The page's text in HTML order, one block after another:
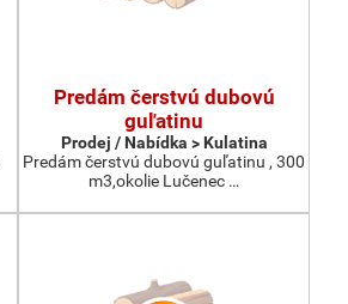
Predám čerstvú dubovú
guľatinu
Prodej / Nabídka > Kulatina
Predám čerstvú dubovú guľatinu , 300
m3,okolie Lučenec …